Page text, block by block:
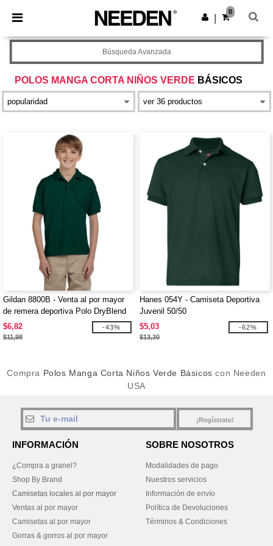
× App de Needen
¡Mejores precios en app!
Descargar app
0
POLOS MANGA CORTA NIÑOS VERDE BÁSICOS
Búsqueda Avanzada
Gildan 8800B - Venta al por mayor
de remera deportiva Polo DryBlend
Jersey para niños
$6,82
$11,98
-43%
Hanes 054Y - Camiseta Deportiva
Juvenil 50/50
$5,03
$13,30
-62%
Compra Polos Manga Corta Niños Verde Básicos con Needen
USA
¡Regístrate!
INFORMACIÓN
¿Compra a granel?
Shop By Brand
Camisetas locales al por mayor
Ventas al por mayor
Camisetas al por mayor
Gorras & gorros al por mayor
SOBRE NOSOTROS
Modalidades de pago
Nuestros servicios
Información de envío
Política de Devoluciones
Términos & Condiciones